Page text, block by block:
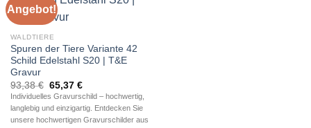
Angebot!
WALDTIERE
Spuren der Tiere Variante 42
Schild Edelstahl S20 | T&E
Gravur
93,38€ Ursprünglicher
Preis
war:
93,38 €
65,37 €Aktueller
Preis
ist:
65,37 €.
Individuelles Gravurschild – hochwertig,
langlebig und einzigartig. Entdecken Sie
unsere hochwertigen Gravurschilder aus